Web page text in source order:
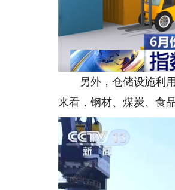
另外，仓储设施利用
来看，钢材、煤炭、食